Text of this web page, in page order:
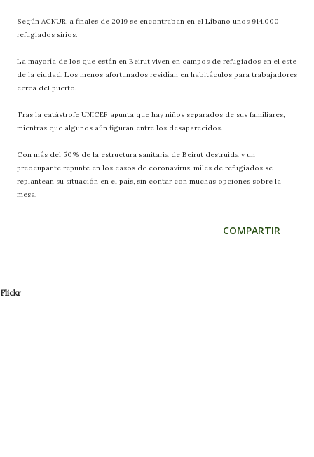
Según ACNUR, a finales de 2019 se encontraban en el Líbano unos 914.000
refugiados sirios.
La mayoría de los que están en Beirut viven en campos de refugiados en el este
de la ciudad. Los menos afortunados residían en habitáculos para trabajadores
cerca del puerto.
Tras la catástrofe UNICEF apunta que hay niños separados de sus familiares,
mientras que algunos aún figuran entre los desaparecidos.
Con más del 50% de la estructura sanitaria de Beirut destruida y un
preocupante repunte en los casos de coronavirus, miles de refugiados se
replantean su situación en el país, sin contar con muchas opciones sobre la
mesa.
COMPARTIR
Flickr